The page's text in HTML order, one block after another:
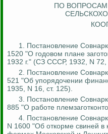
ПО ВОПРОСАМ
1. Постановление
1520 "О годовом плане
1932 г." (СЗ СССР, 1932, N 72,
2. Постановление
521 "Об упорядочении
1935, N 16, ст. 125).
3. Постановление
885 "О работе
4. Постановление
N 1600 "Об откорме свиней в